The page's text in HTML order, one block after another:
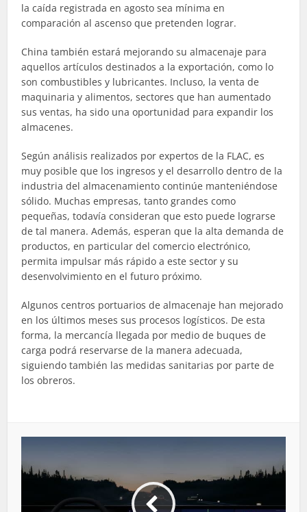
la caída registrada en agosto sea mínima en
comparación al ascenso que pretenden lograr.
China también estará mejorando su almacenaje para
aquellos artículos destinados a la exportación, como lo
son combustibles y lubricantes. Incluso, la venta de
maquinaria y alimentos, sectores que han aumentado
sus ventas, ha sido una oportunidad para expandir los
almacenes.
Según análisis realizados por expertos de la FLAC, es
muy posible que los ingresos y el desarrollo dentro de la
industria del almacenamiento continúe manteniéndose
sólido. Muchas empresas, tanto grandes como
pequeñas, todavía consideran que esto puede lograrse
de tal manera. Además, esperan que la alta demanda de
productos, en particular del comercio electrónico,
permita impulsar más rápido a este sector y su
desenvolvimiento en el futuro próximo.
Algunos centros portuarios de almacenaje han mejorado
en los últimos meses sus procesos logísticos. De esta
forma, la mercancía llegada por medio de buques de
carga podrá reservarse de la manera adecuada,
siguiendo también las medidas sanitarias por parte de
los obreros.